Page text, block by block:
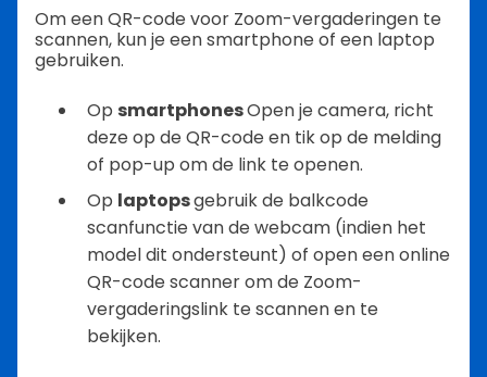
Om een QR-code voor Zoom-vergaderingen te
scannen, kun je een smartphone of een laptop
gebruiken.
Op smartphonesOpen je camera, richt
deze op de QR-code en tik op de melding
of pop-up om de link te openen.
Op laptopsgebruik de balkcode
scanfunctie van de webcam (indien het
model dit ondersteunt) of open een online
QR-code scanner om de Zoom-
vergaderingslink te scannen en te
bekijken.